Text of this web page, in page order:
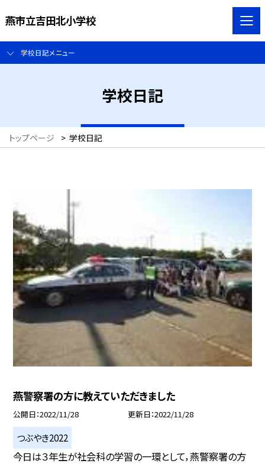
燕市立吉田北小学校
学校日記メニュー
学校日記
トップページ > 学校日記
燕警察署の方に教えていただきました
公開日 2022/11/28 更新日 2022/11/28
つぶやき2022
今日は３年生が社会科の学習の一環として，燕警察署の方